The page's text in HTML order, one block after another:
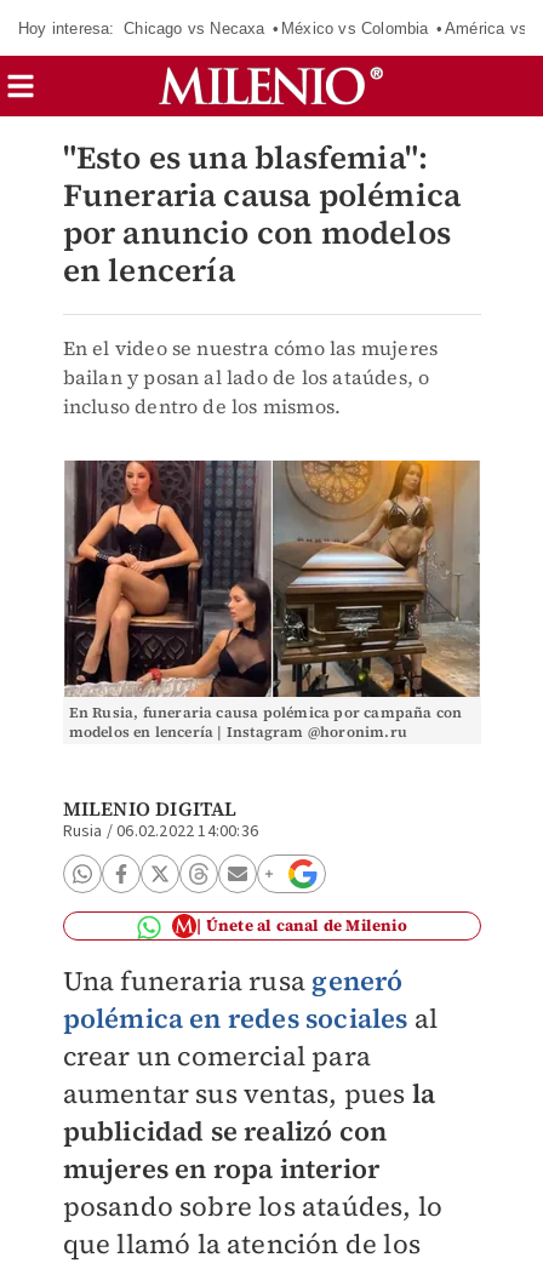
Hoy interesa: Chicago vs Necaxa México vs Colombia América vs
"Esto es una blasfemia":
Funeraria causa polémica
por anuncio con modelos
en lencería
En el video se nuestra cómo las mujeres
bailan y posan al lado de los ataúdes, o
incluso dentro de los mismos.
En Rusia, funeraria causa polémica por campaña con
modelos en lencería | Instagram @horonim.ru
MILENIO DIGITAL
Rusia /06.02.2022 14:00:36
Únete al canal de Milenio
Una funeraria rusa generó
polémica en redes sociales al
crear un comercial para
aumentar sus ventas, pues la
publicidad se realizó con
mujeres en ropa interior
posando sobre los ataúdes, lo
que llamó la atención de los